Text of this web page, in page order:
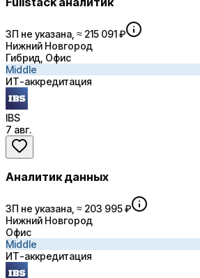
ЗП не указана, ≈ 215 091 ₽
Нижний Новгород
Гибрид, Офис
Middle
ИТ-аккредитация
IBS
7 авг.
Аналитик данных
ЗП не указана, ≈ 203 995 ₽
Нижний Новгород
Офис
Middle
ИТ-аккредитация